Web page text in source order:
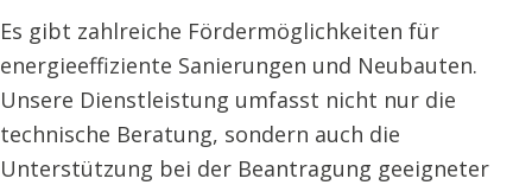
Es gibt zahlreiche Fördermöglichkeiten für
energieeffiziente Sanierungen und Neubauten.
Unsere Dienstleistung umfasst nicht nur die
technische Beratung, sondern auch die
Unterstützung bei der Beantragung geeigneter